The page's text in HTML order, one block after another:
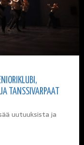
TANSSIVARPAAT
uutuuksista ja